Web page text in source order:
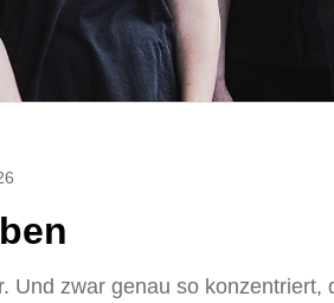
Und zwar genau so konzentriert,